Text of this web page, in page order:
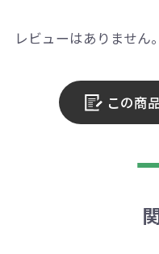
レビューはありません。
この商